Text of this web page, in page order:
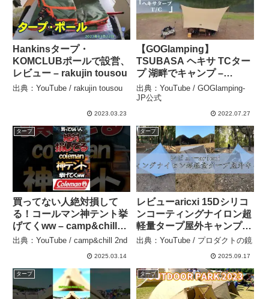
Hankinsタープ・
KOMCLUBポールで設営、
レビュー – rakujin tousou
出典：YouTube / rakujin tousou
2023.03.23
【GOGlamping】
TSUBASA ヘキサ TCター
プ 湖畔でキャンプ –
GOGlamping-JP公式
出典：YouTube / GOGlamping-
JP公式
2022.07.27
タープ
買ってない人絶対損して
る！コールマン神テント挙
げてくww – camp&chill
2nd
出典：YouTube / camp&chill 2nd
2025.03.14
タープ
レビューaricxi 15Dシリコ
ンコーティングナイロン超
軽量タープ屋外キャンプテ
ントタープ – プロダクトの
出典：YouTube / プロダクトの鏡
2025.09.17
タープ タープ